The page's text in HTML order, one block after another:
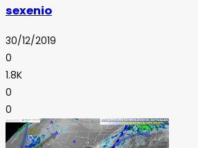
sexenio
30/12/2019
0
1.8K
0
0